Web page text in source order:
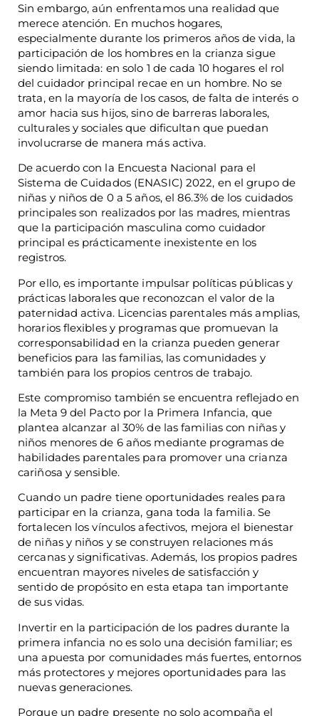
Sin embargo, aún enfrentamos una realidad que
merece atención. En muchos hogares,
especialmente durante los primeros años de vida, la
participación de los hombres en la crianza sigue
siendo limitada: en solo 1 de cada 10 hogares el rol
del cuidador principal recae en un hombre. No se
trata, en la mayoría de los casos, de falta de interés o
amor hacia sus hijos, sino de barreras laborales,
culturales y sociales que dificultan que puedan
involucrarse de manera más activa.
De acuerdo con la Encuesta Nacional para el
Sistema de Cuidados (ENASIC) 2022, en el grupo de
niñas y niños de 0 a 5 años, el 86.3% de los cuidados
principales son realizados por las madres, mientras
que la participación masculina como cuidador
principal es prácticamente inexistente en los
registros.
Por ello, es importante impulsar políticas públicas y
prácticas laborales que reconozcan el valor de la
paternidad activa. Licencias parentales más amplias,
horarios flexibles y programas que promuevan la
corresponsabilidad en la crianza pueden generar
beneficios para las familias, las comunidades y
también para los propios centros de trabajo.
Este compromiso también se encuentra reflejado en
la Meta 9 del Pacto por la Primera Infancia, que
plantea alcanzar al 30% de las familias con niñas y
niños menores de 6 años mediante programas de
habilidades parentales para promover una crianza
cariñosa y sensible.
Cuando un padre tiene oportunidades reales para
participar en la crianza, gana toda la familia. Se
fortalecen los vínculos afectivos, mejora el bienestar
de niñas y niños y se construyen relaciones más
cercanas y significativas. Además, los propios padres
encuentran mayores niveles de satisfacción y
sentido de propósito en esta etapa tan importante
de sus vidas.
Invertir en la participación de los padres durante la
primera infancia no es solo una decisión familiar; es
una apuesta por comunidades más fuertes, entornos
más protectores y mejores oportunidades para las
nuevas generaciones.
Porque un padre presente no solo acompaña el